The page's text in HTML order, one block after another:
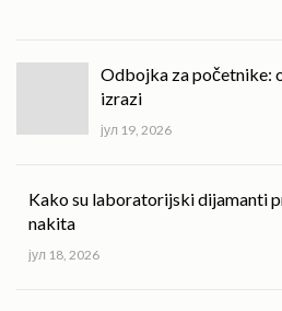
Odbojka za početnike:
izrazi
јул 19, 2026
Kako su laboratorijski dijamanti
nakita
јул 18, 2026